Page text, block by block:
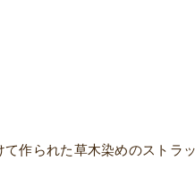
作られた草木染めのストラッ